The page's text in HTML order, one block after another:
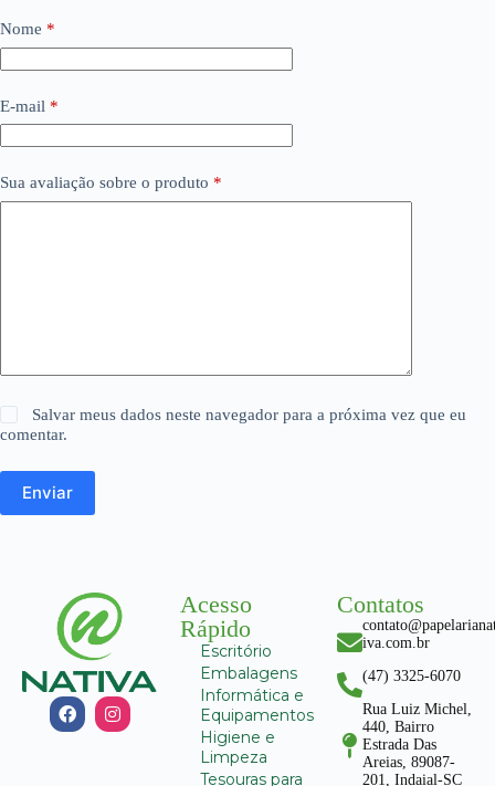
Nome *
E-mail *
Sua avaliação sobre o produto *
Salvar meus dados neste navegador para a próxima vez que eu
comentar.
Enviar
Acesso
Rápido
Escritório
Embalagens
Informática e
Equipamentos
Higiene e
Limpeza
Tesouras para
Contatos
iva.com.br
(47) 3325-6070
Rua Luiz Michel,
440, Bairro
Estrada Das
Areias, 89087-
201, Indaial-SC